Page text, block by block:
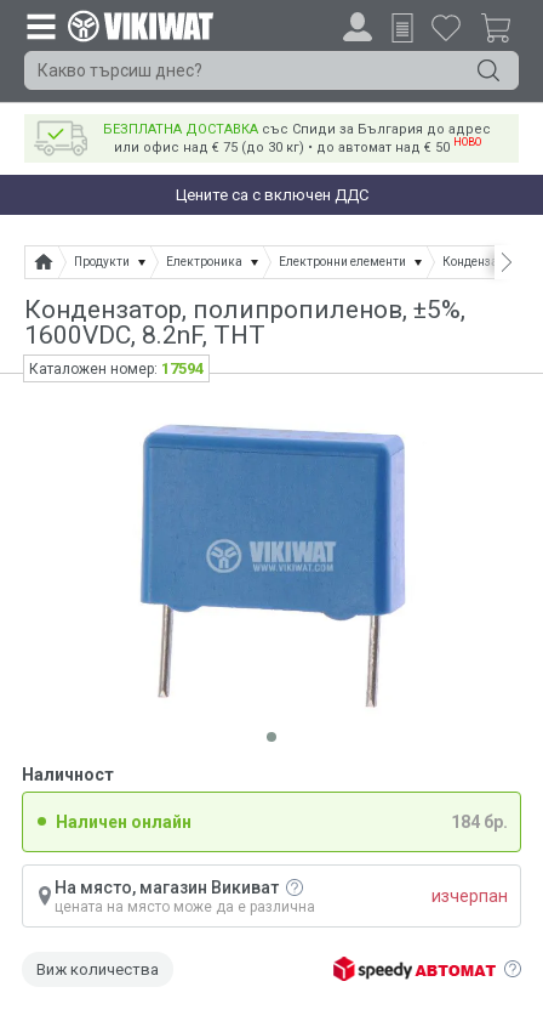
БЕЗПЛАТНА ДОСТАВКА със Спиди за България до адрес
или офис над € 75 (до 30 кг) • до автомат над € 50 НОВО
Цените са с включен ДДС
Продукти Електроника Електронни елементи Кондензатори
Кондензатор, полипропиленов, ±5%,
1600VDC, 8.2nF, THT
Наличност
Наличен онлайн 184 бр.
На място, магазин Викиват
цената на място може да е различна
изчерпан
Виж количества
Каталожен номер: 17594